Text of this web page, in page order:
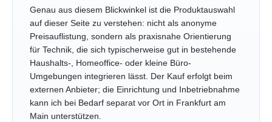
Genau aus diesem Blickwinkel ist die Produktauswahl
auf dieser Seite zu verstehen: nicht als anonyme
Preisauflistung, sondern als praxisnahe Orientierung
für Technik, die sich typischerweise gut in bestehende
Haushalts-, Homeoffice- oder kleine Büro-
Umgebungen integrieren lässt. Der Kauf erfolgt beim
externen Anbieter; die Einrichtung und Inbetriebnahme
kann ich bei Bedarf separat vor Ort in Frankfurt am
Main unterstützen.